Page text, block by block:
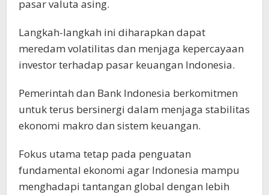
pasar valuta asing.
Langkah-langkah ini diharapkan dapat
meredam volatilitas dan menjaga kepercayaan
investor terhadap pasar keuangan Indonesia.
Pemerintah dan Bank Indonesia berkomitmen
untuk terus bersinergi dalam menjaga stabilitas
ekonomi makro dan sistem keuangan.
Fokus utama tetap pada penguatan
fundamental ekonomi agar Indonesia mampu
menghadapi tantangan global dengan lebih